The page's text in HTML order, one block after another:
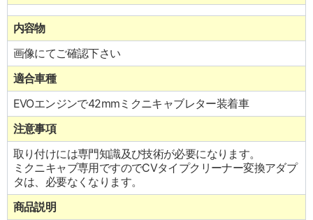
内容物
画像にてご確認下さい
適合車種
EVOエンジンで42mmミクニキャブレター装着車
注意事項
取り付けには専門知識及び技術が必要になります。
ミクニキャブ専用ですのでCVタイプクリーナー変換アダプ
タは、必要なくなります。
商品説明